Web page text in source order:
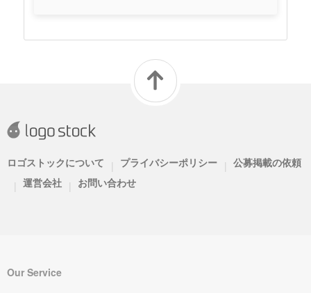
ロゴストックについて | プライバシーポリシー | 公募掲載の依頼
| 運営会社 | お問い合わせ
Our Service